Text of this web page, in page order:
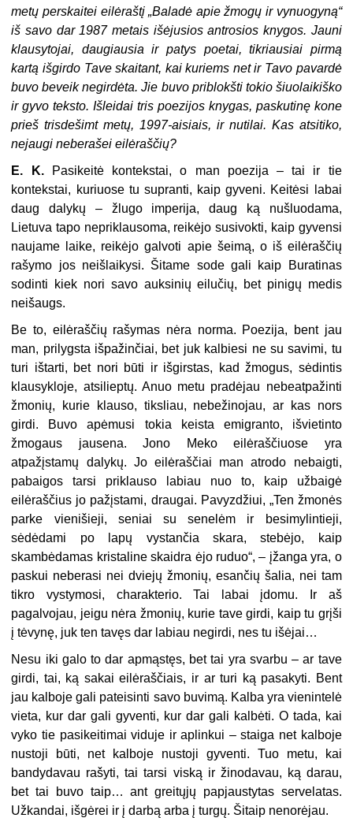
metų perskaitei eilėraštį „Baladė apie žmogų ir vynuogyną“
iš savo dar 1987 metais išėjusios antrosios knygos. Jauni
klausytojai, daugiausia ir patys poetai, tikriausiai pirmą
kartą išgirdo Tave skaitant, kai kuriems net ir Tavo pavardė
buvo beveik negirdėta. Jie buvo priblokšti tokio šiuolaikiško
ir gyvo teksto. Išleidai tris poezijos knygas, paskutinę kone
prieš trisdešimt metų, 1997-aisiais, ir nutilai. Kas atsitiko,
nejaugi neberašei eilėraščių?
E. K.
Pasikeitė kontekstai, o man poezija – tai ir tie
kontekstai, kuriuose tu supranti, kaip gyveni. Keitėsi labai
daug dalykų – žlugo imperija, daug ką nušluodama,
Lietuva tapo nepriklausoma, reikėjo susivokti, kaip gyvensi
naujame laike, reikėjo galvoti apie šeimą, o iš eilėraščių
rašymo jos neišlaikysi. Šitame sode gali kaip Buratinas
sodinti kiek nori savo auksinių eilučių, bet pinigų medis
neišaugs.
Be to, eilėraščių rašymas nėra norma. Poezija, bent jau
man, prilygsta išpažinčiai, bet juk kalbiesi ne su savimi, tu
turi ištarti, bet nori būti ir išgirstas, kad žmogus, sėdintis
klausykloje, atsilieptų. Anuo metu pradėjau nebeatpažinti
žmonių, kurie klauso, tiksliau, nebežinojau, ar kas nors
girdi. Buvo apėmusi tokia keista emigranto, išvietinto
žmogaus jausena. Jono Meko eilėraščiuose yra
atpažįstamų dalykų. Jo eilėraščiai man atrodo nebaigti,
pabaigos tarsi priklauso labiau nuo to, kaip užbaigė
eilėraščius jo pažįstami, draugai. Pavyzdžiui, „Ten žmonės
parke vienišieji, seniai su senelėm ir besimylintieji,
sėdėdami po lapų vystančia skara, stebėjo, kaip
skambėdamas kristaline skaidra ėjo ruduo“, – įžanga yra, o
paskui neberasi nei dviejų žmonių, esančių šalia, nei tam
tikro vystymosi, charakterio. Tai labai įdomu. Ir aš
pagalvojau, jeigu nėra žmonių, kurie tave girdi, kaip tu grįši
į tėvynę, juk ten tavęs dar labiau negirdi, nes tu išėjai…
Nesu iki galo to dar apmąstęs, bet tai yra svarbu – ar tave
girdi, tai, ką sakai eilėraščiais, ir ar turi ką pasakyti. Bent
jau kalboje gali pateisinti savo buvimą. Kalba yra vienintelė
vieta, kur dar gali gyventi, kur dar gali kalbėti. O tada, kai
vyko tie pasikeitimai viduje ir aplinkui – staiga net kalboje
nustoji būti, net kalboje nustoji gyventi. Tuo metu, kai
bandydavau rašyti, tai tarsi viską ir žinodavau, ką darau,
bet tai buvo taip… ant greitųjų papjaustytas servelatas.
Užkandai, išgėrei ir į darbą arba į turgų. Šitaip nenorėjau.